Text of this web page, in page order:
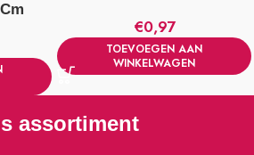
€0,97
TOEVOEGEN AAN
WINKELWAGEN
assortiment